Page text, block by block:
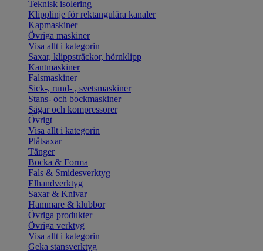
Teknisk isolering
Klipplinje för rektangulära kanaler
Kapmaskiner
Övriga maskiner
Visa allt i kategorin
Saxar, klippsträckor, hörnklipp
Kantmaskiner
Falsmaskiner
Sick-, rund- , svetsmaskiner
Stans- och bockmaskiner
Sågar och kompressorer
Övrigt
Visa allt i kategorin
Plåtsaxar
Tänger
Bocka & Forma
Fals & Smidesverktyg
Elhandverktyg
Saxar & Knivar
Hammare & klubbor
Övriga produkter
Övriga verktyg
Visa allt i kategorin
Geka stansverktyg